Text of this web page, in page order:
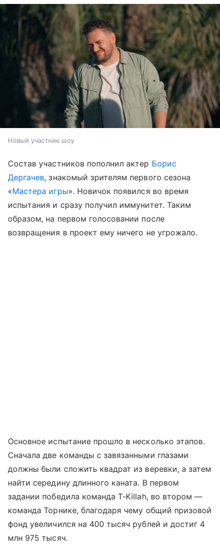
Новый участник шоу
Состав участников пополнил актер Борис
Дергачев, знакомый зрителям первого сезона
«Мастера игры». Новичок появился во время
испытания и сразу получил иммунитет. Таким
образом, на первом голосовании после
возвращения в проект ему ничего не угрожало.
Основное испытание прошло в несколько этапов.
Сначала две команды с завязанными глазами
должны были сложить квадрат из веревки, а затем
найти середину длинного каната. В первом
задании победила команда T-Killah, во втором —
команда Торнике, благодаря чему общий призовой
фонд увеличился на 400 тысяч рублей и достиг 4
млн 975 тысяч.